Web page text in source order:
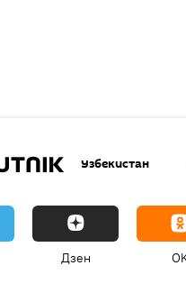
Узбекистан
Дзен